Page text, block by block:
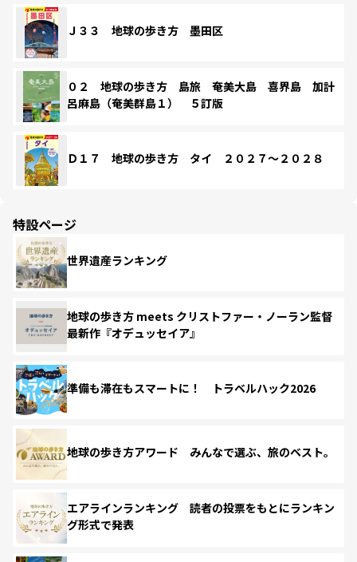
Ｊ３３ 地球の歩き方 墨田区
０２ 地球の歩き方 島旅 奄美大島 喜界島 加計
呂麻島（奄美群島１） ５訂版
Ｄ１７ 地球の歩き方 タイ ２０２７～２０２８
特設ページ
世界遺産ランキング
地球の歩き方 meets クリストファー・ノーラン監督
最新作『オデュッセイア』
準備も滞在もスマートに！ トラベルハック2026
地球の歩き方アワード みんなで選ぶ、旅のベスト。
エアラインランキング 読者の投票をもとにランキン
グ形式で発表